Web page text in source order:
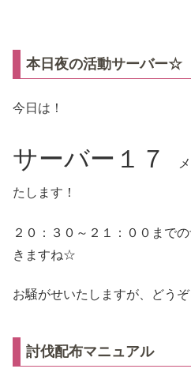
本日夜の活動サーバー☆
今日は！
サーバー１７ メ
たします！
２０：３０～２１：００まで
きますね☆
お騒がせいたしますが、どう
討伐配布マニュアル